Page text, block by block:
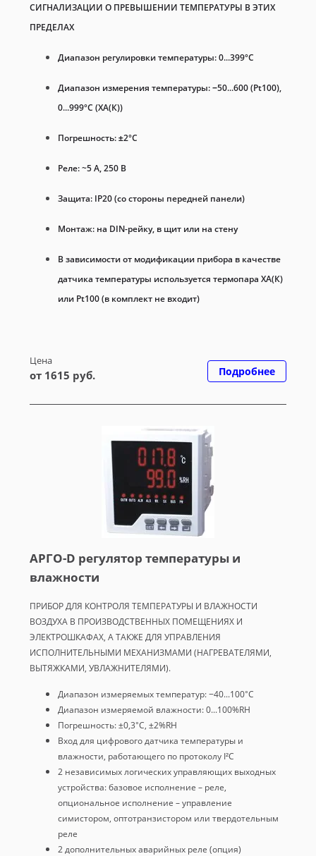
СИГНАЛИЗАЦИИ О ПРЕВЫШЕНИИ ТЕМПЕРАТУРЫ В ЭТИХ
ПРЕДЕЛАХ
Диапазон регулировки температуры: 0...399°C
Диапазон измерения температуры: −50...600 (Pt100),
0...999°С (ХА(К))
Погрешность: ±2°C
Реле: ~5 А, 250 В
Защита: IP20 (со стороны передней панели)
Монтаж: на DIN-рейку, в щит или на стену
В зависимости от модификации прибора в качестве
датчика температуры используется термопара ХА(К)
или Pt100 (в комплект не входит)
Цена
от 1615 руб. Подробнее
АРГО-D регулятор температуры и
влажности
ПРИБОР ДЛЯ КОНТРОЛЯ ТЕМПЕРАТУРЫ И ВЛАЖНОСТИ
ВОЗДУХА В ПРОИЗВОДСТВЕННЫХ ПОМЕЩЕНИЯХ И
ЭЛЕКТРОШКАФАХ, А ТАКЖЕ ДЛЯ УПРАВЛЕНИЯ
ИСПОЛНИТЕЛЬНЫМИ МЕХАНИЗМАМИ (НАГРЕВАТЕЛЯМИ,
ВЫТЯЖКАМИ, УВЛАЖНИТЕЛЯМИ).
Диапазон измеряемых температур: −40...100°С
Диапазон измеряемой влажности: 0...100%RH
Погрешность: ±0,3°С, ±2%RH
Вход для цифрового датчика температуры и
влажности, работающего по протоколу I²C
2 независимых логических управляющих выходных
устройства: базовое исполнение – реле,
опциональное исполнение – управление
симистором, оптотранзистором или твердотельным
реле
2 дополнительных аварийных реле (опция)